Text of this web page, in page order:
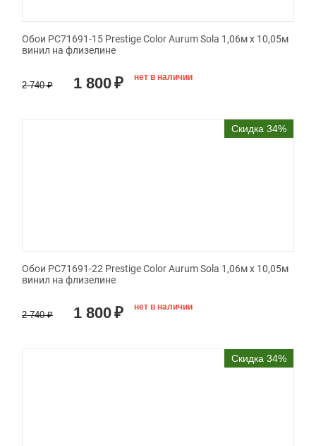
Обои PC71691-15 Prestige Color Aurum Sola 1,06м х 10,05м
винил на флизелине
2 740 ₽ 1 800₽ нет в наличии
Скидка 34%
Обои PC71691-22 Prestige Color Aurum Sola 1,06м х 10,05м
винил на флизелине
2 740 ₽ 1 800₽ нет в наличии
Скидка 34%